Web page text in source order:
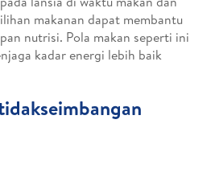
makanan dapat membantu
nutrisi. Pola makan seperti ini
kadar energi lebih baik